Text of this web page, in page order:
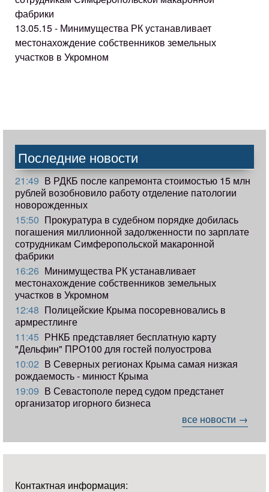
фабрики
13.05.15 - Минимущества РК устанавливает
местонахождение собственников земельных
участков в Укромном
Последние новости
21:49 В РДКБ после капремонта стоимостью 15 млн
рублей возобновило работу отделение патологии
новорожденных
15:50 Прокуратура в судебном порядке добилась
погашения миллионной задолженности по зарплате
сотрудникам Симферопольской макаронной
фабрики
16:26 Минимущества РК устанавливает
местонахождение собственников земельных
участков в Укромном
12:48 Полицейские Крыма посоревновались в
армрестлинге
11:45 РНКБ представляет бесплатную карту
"Дельфин" ПРО100 для гостей полуострова
10:02 В Северных регионах Крыма самая низкая
рождаемость - минюст Крыма
19:09 В Севастополе перед судом предстанет
организатор игорного бизнеса
все новости →
Контактная информация: